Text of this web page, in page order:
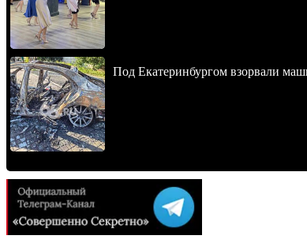
Под Екатеринбургом взорвали